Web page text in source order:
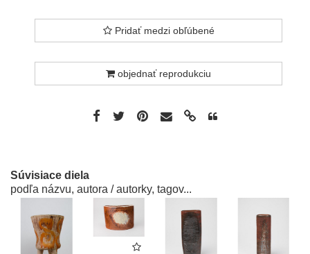
Pridať medzi obľúbené
objednať reprodukciu
Súvisiace diela
podľa názvu, autora / autorky, tagov...